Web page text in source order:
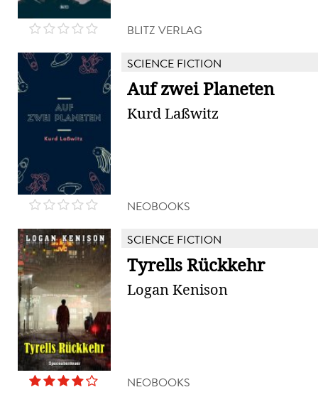
BLITZ VERLAG
SCIENCE FICTION
Auf zwei Planeten
Kurd Laßwitz
NEOBOOKS
SCIENCE FICTION
Tyrells Rückkehr
Logan Kenison
NEOBOOKS